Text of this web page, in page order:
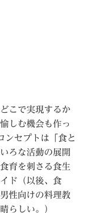
こで実現するか
しむ機会も作っ
ンセプトは「食と
ろな活動の展開
育を刺さる食生
ド（以後、食
性向けの料理教
らしい。）